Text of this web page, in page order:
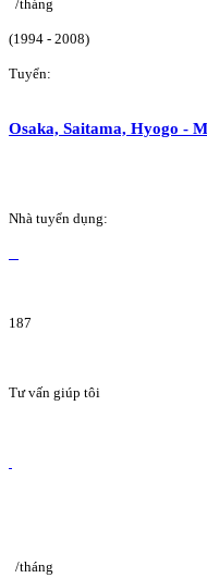
/tháng
(1994 - 2008)
Tuyển:
Osaka, Saitama, Hyogo -
Nhà tuyển dụng:
187
Tư vấn giúp tôi
/tháng